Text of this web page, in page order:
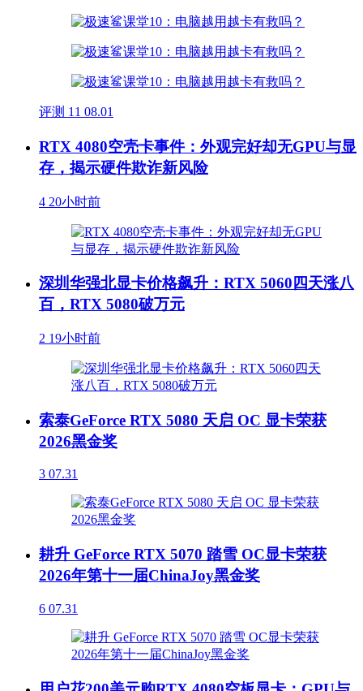
评测 11 08.01
RTX 4080空壳卡事件：外观完好却无GPU与显
存，揭示硬件欺诈新风险
4 20小时前
深圳华强北显卡价格飙升：RTX 5060四天涨八
百，RTX 5080破万元
2 19小时前
索泰GeForce RTX 5080 天启 OC 显卡荣获
2026黑金奖
3 07.31
耕升 GeForce RTX 5070 踏雪 OC显卡荣获
2026年第十一届ChinaJoy黑金奖
6 07.31